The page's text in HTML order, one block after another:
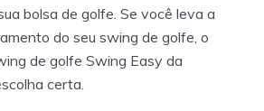
bolsa de golfe. Se você leva a
do seu swing de golfe, o
de golfe Swing Easy da
certa.